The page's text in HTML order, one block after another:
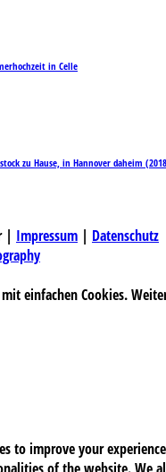
in Celle
zu Hause, in Hannover daheim
| Impressum | Datenschutz
einfachen Cookies.
to improve your